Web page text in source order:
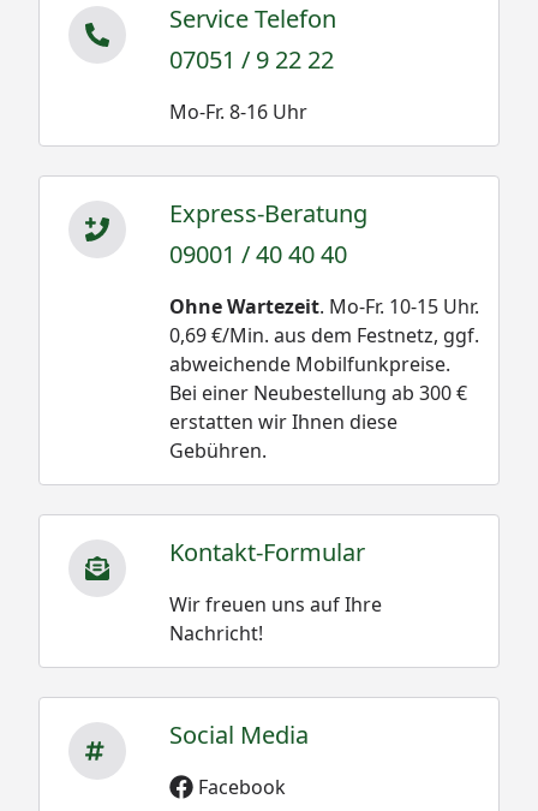
Service Telefon
07051 / 9 22 22
Mo-Fr. 8-16 Uhr
Express-Beratung
09001 / 40 40 40
Ohne Wartezeit. Mo-Fr. 10-15 Uhr.
0,69 €/Min. aus dem Festnetz, ggf.
abweichende Mobilfunkpreise.
Bei einer Neubestellung ab 300 €
erstatten wir Ihnen diese
Gebühren.
Kontakt-Formular
Wir freuen uns auf Ihre
Nachricht!
Social Media
Facebook